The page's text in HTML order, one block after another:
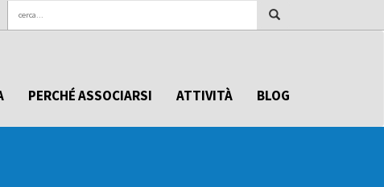
PERCHÉ ASSOCIARSI ATTIVITÀ BLOG